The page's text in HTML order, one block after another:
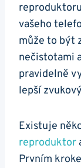
vašeho
může to být
nečistotami
pravidelně
lepší
Existuje
reproduktor
Prvním